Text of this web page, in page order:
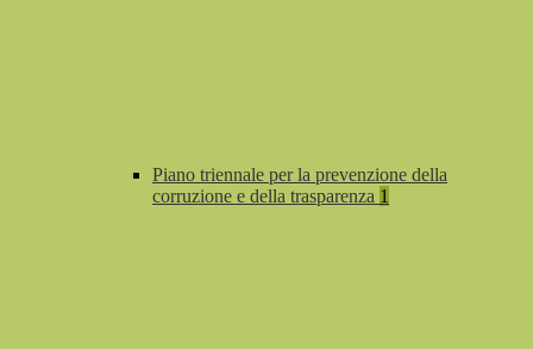
Piano triennale per la prevenzione della
corruzione e della trasparenza 1